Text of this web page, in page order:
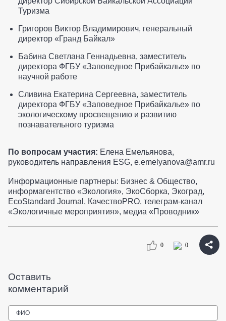
Туризма
Григоров Виктор Владимирович, генеральный
директор «Гранд Байкал»
Бабина Светлана Геннадьевна, заместитель
директора ФГБУ «Заповедное Прибайкалье» по
научной работе
Сливина Екатерина Сергеевна, заместитель
директора ФГБУ «Заповедное Прибайкалье» по
экологическому просвещению и развитию
познавательного туризма
По вопросам участия: Елена Емельянова,
руководитель направления ESG, e.emelyanova@amr.ru
Информационные партнеры: Бизнес & Общество,
информагентство «Экология», ЭкоСборка, Экоград,
EcoStandard Journal, КачествоPRO, телеграм-канал
«Экологичные мероприятия», медиа «Проводник»
0 0
Оставить
комментарий